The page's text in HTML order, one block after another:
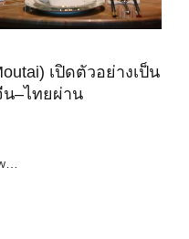
เปิดตัวอย่างเป็น
–ไทยผ่าน